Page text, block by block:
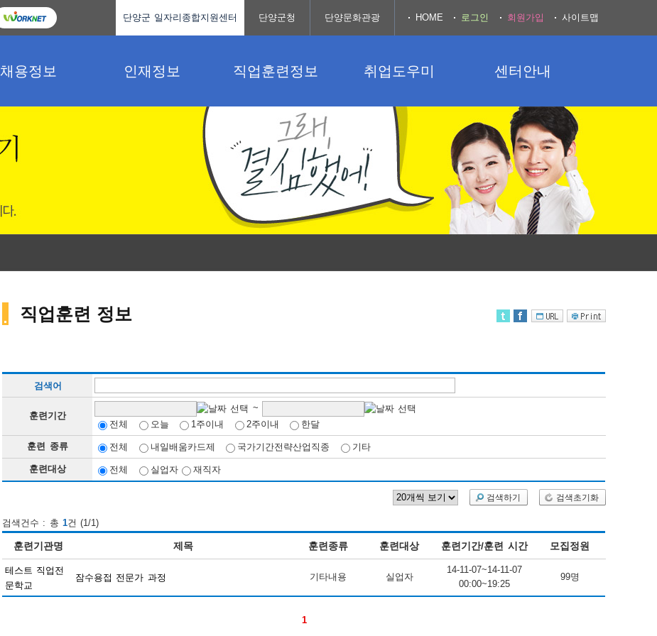
채용정보 인재정보 직업훈련정보 취업도우미 센터안내
단양군 일자리종합지원센터 단양군청 단양문화관광 HOME 로그인 회원가입 사이트맵
직업훈련 정보
검색어
훈련기간
~
전체
오늘 1주이내 2주이내 한달
훈련 종류 전체 내일배움카드제 국가기간전략산업직종 기타
훈련대상 전체 실업자 재직자
검색하기 검색초기화
검색건수 : 총 1건 (1/1)
훈련기관명 제목 훈련종류 훈련대상 훈련기간/훈련 시간 모집정원
테스트 직업전
문학교
잠수용접 전문가 과정 기타내용 실업자
14-11-07~14-11-07
00:00~19:25
99명
1